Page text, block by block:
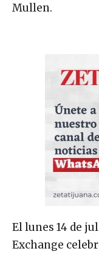
Mullen.
El lunes 14 de
Exchange